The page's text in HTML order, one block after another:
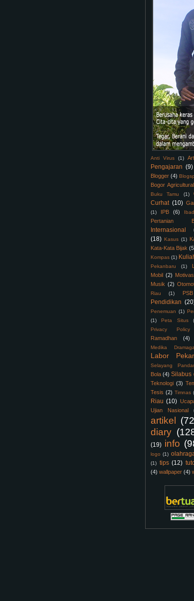
Anti Virus (1)
Pengajaran (9)
Blogger (4)
Bogor
Buku Tamu (1)
Curhat (10)
(1)
IPB (6)
Pertanian
Internasional
(18) Kasus (1)
Kata-Kata Bijak
Kompas (1)
Pekanbaru
(1)
Mobil (2)
Musik (2)
Riau
(1)
Pendidikan
Penemuan (1)
(1)
Peta Situs
Privacy Policy
Ramadhan
(4)
Medika Dramaga
Labor
Selayang
Bola (4) Silabus
Teknologi (3)
Tesis (2) Timnas
Riau (10)
Ujian Nasional
artikel
diary
(19) info
logo (1)
(1) tips (12)
(4) wallpaper (4)